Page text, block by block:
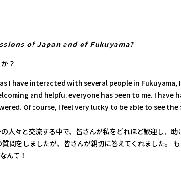
of Japan and of Fukuyama?
？
I have interacted with several people in Fukuyama,
and helpful everyone has been to me. I have
Of course, I feel very lucky to be able to see the
人々と交流する中で、皆さんが私をどれほど歓迎し、助
問をしましたが、皆さんが親切に答えてくれました。
んて！